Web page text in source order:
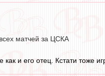
матчей за ЦСКА
и его отец. Кстати тоже